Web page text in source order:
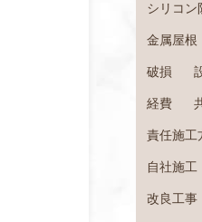
シリコン
金属屋根
破損
経費
責任施工
自社施工
改良工事